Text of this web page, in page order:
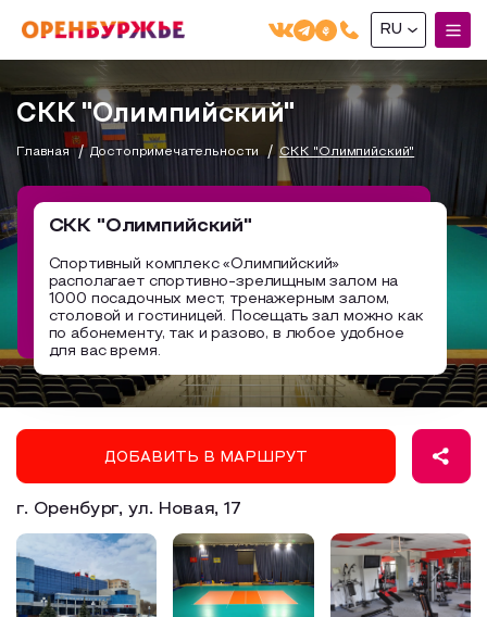
О РЕГИОНЕ
О регионе
Бузулук и Бузулукский район
Соль-Илецкий район
Саракташский район
МОЙ МАРШРУТ
Маршруты от туроператоров
Промышленный туризм
Пешеходный туризм
Сельский туризм
Образовательный туризм
Аттестованные экскурсоводы
Маршруты от экскурсоводов
ГДЕ ПОЕСТЬ
ГДЕ ОСТАНОВИТЬСЯ
СУВЕНИРЫ
НАЦИОНАЛЬНЫЙ ТУРИСТСКИЙ МАРШРУТ
RU
English(EN)
Русский(RU)
СКК "Олимпийский"
Главная Достопримечательности СКК "Олимпийский"
СКК "Олимпийский"
Спортивный комплекс «Олимпийский»
располагает спортивно-зрелищным залом на
1000 посадочных мест, тренажерным залом,
столовой и гостиницей. Посещать зал можно как
по абонементу, так и разово, в любое удобное
для вас время.
ДОБАВИТЬ В МАРШРУТ
г. Оренбург, ул. Новая, 17